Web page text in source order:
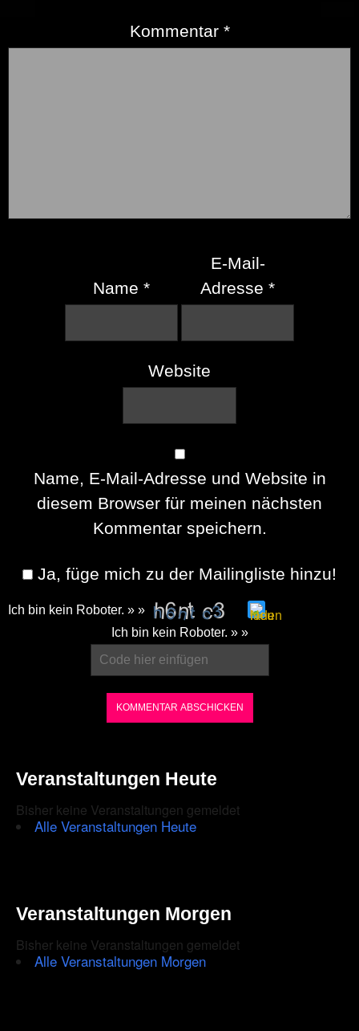
Kommentar *
Name *
E-Mail-
Adresse*
Website
Name, E-Mail-Adresse und Website in
diesem Browser für meinen nächsten
Kommentar speichern.
Ja, füge mich zu der Mailingliste hinzu!
Ich bin kein Roboter. » »
the
to
are
human.
Ich bin kein Roboter. » »
Veranstaltungen Heute
Bisher keine Veranstaltungen gemeldet
Alle Veranstaltungen Heute
Veranstaltungen Morgen
Bisher keine Veranstaltungen gemeldet
Alle Veranstaltungen Morgen